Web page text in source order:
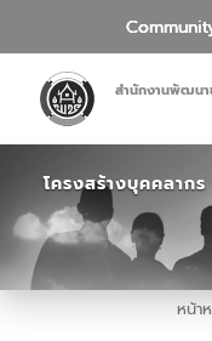
สำนักงานพัฒนา
โครงสร้างบุคคลากร
หน้า